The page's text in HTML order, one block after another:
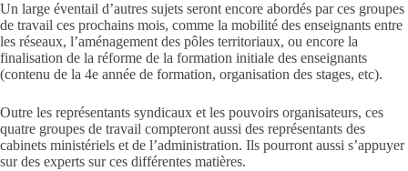
Un large éventail d’autres sujets seront encore abordés par ces groupes
de travail ces prochains mois, comme la mobilité des enseignants entre
les réseaux, l’aménagement des pôles territoriaux, ou encore la
finalisation de la réforme de la formation initiale des enseignants
(contenu de la 4e année de formation, organisation des stages, etc).
Outre les représentants syndicaux et les pouvoirs organisateurs, ces
quatre groupes de travail compteront aussi des représentants des
cabinets ministériels et de l’administration. Ils pourront aussi s’appuyer
sur des experts sur ces différentes matières.